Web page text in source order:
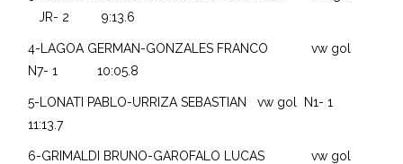
JR- 2 9:13.6
4-LAGOA GERMAN-GONZALES FRANCO vw gol
N7- 1 10:05.8
5-LONATI PABLO-URRIZA SEBASTIAN vw gol N1- 1
11:13.7
6-GRIMALDI BRUNO-GAROFALO LUCAS vw gol